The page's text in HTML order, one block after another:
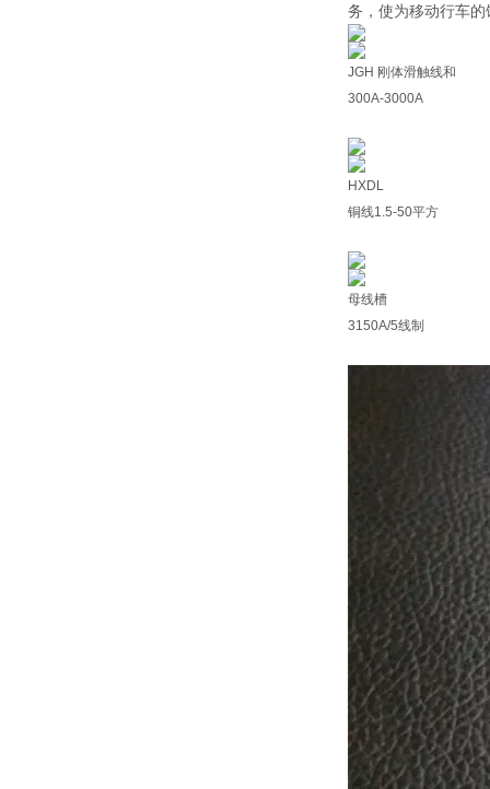
务，使为移动行车
JGH 刚体滑触线和
300A-3000A
HXDL
铜线1.5-50平方
母线槽
3150A/5线制